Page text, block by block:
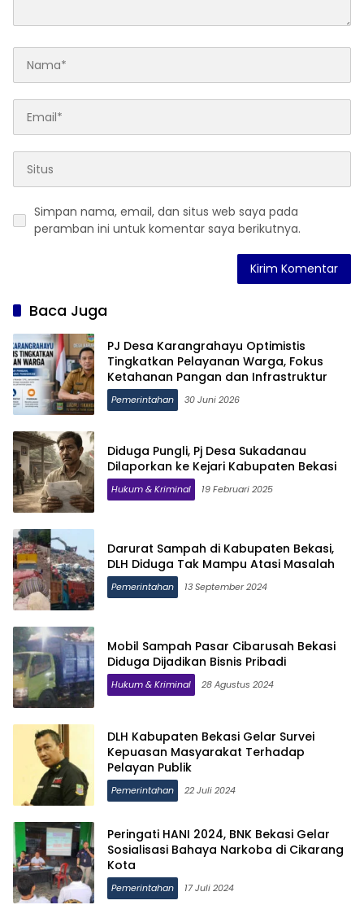
Simpan nama, email, dan situs web saya pada
peramban ini untuk komentar saya berikutnya.
Baca Juga
PJ Desa Karangrahayu Optimistis
Tingkatkan Pelayanan Warga, Fokus
Ketahanan Pangan dan Infrastruktur
Pemerintahan 30 Juni 2026
Diduga Pungli, Pj Desa Sukadanau
Dilaporkan ke Kejari Kabupaten Bekasi
Hukum & Kriminal 19 Februari 2025
Darurat Sampah di Kabupaten Bekasi,
DLH Diduga Tak Mampu Atasi Masalah
Pemerintahan 13 September 2024
Mobil Sampah Pasar Cibarusah Bekasi
Diduga Dijadikan Bisnis Pribadi
Hukum & Kriminal 28 Agustus 2024
DLH Kabupaten Bekasi Gelar Survei
Kepuasan Masyarakat Terhadap
Pelayan Publik
Pemerintahan 22 Juli 2024
Peringati HANI 2024, BNK Bekasi Gelar
Sosialisasi Bahaya Narkoba di Cikarang
Kota
Pemerintahan 17 Juli 2024